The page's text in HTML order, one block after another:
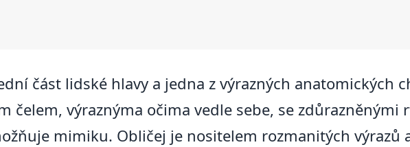
část lidské hlavy a jedna z výrazných anatomických
čelem, výraznýma očima vedle sebe, se zdůrazněnými
mimiku. Obličej je nositelem rozmanitých výrazů